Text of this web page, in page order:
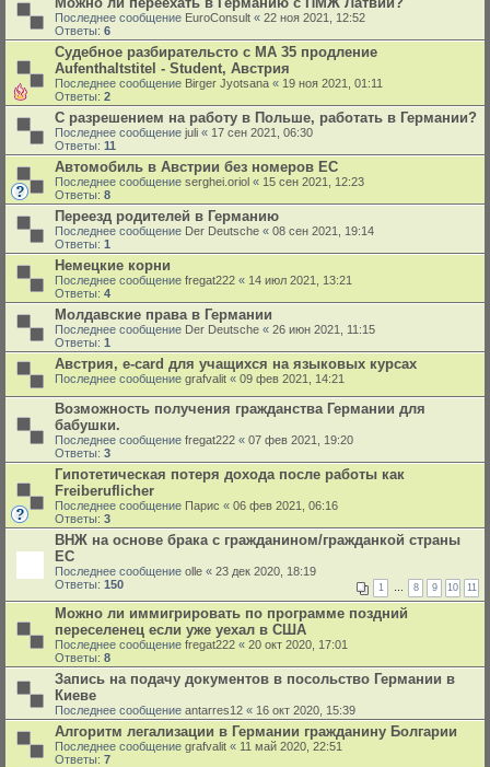
Последнее сообщение EuroConsult « 22 ноя 2021, 12:52
Ответы: 6
Судебное разбирательсто с MA 35 продление
Aufenthaltstitel - Student, Австрия
Последнее сообщение Birger Jyotsana « 19 ноя 2021, 01:11
Ответы: 2
С разрешением на работу в Польше, работать в Германии?
Последнее сообщение juli « 17 сен 2021, 06:30
Ответы: 11
Автомобиль в Австрии без номеров ЕС
Последнее сообщение serghei.oriol « 15 сен 2021, 12:23
Ответы: 8
Переезд родителей в Германию
Последнее сообщение Der Deutsche « 08 сен 2021, 19:14
Ответы: 1
Немецкие корни
Последнее сообщение fregat222 « 14 июл 2021, 13:21
Ответы: 4
Молдавские права в Германии
Последнее сообщение Der Deutsche « 26 июн 2021, 11:15
Ответы: 1
Австрия, e-card для учащихся на языковых курсах
Последнее сообщение grafvalit « 09 фев 2021, 14:21
Возможность получения гражданства Германии для
бабушки.
Последнее сообщение fregat222 « 07 фев 2021, 19:20
Ответы: 3
Гипотетическая потеря дохода после работы как
Freiberuflicher
Последнее сообщение Парис « 06 фев 2021, 06:16
Ответы: 3
ВНЖ на основе брака с гражданином/гражданкой страны
ЕС
Последнее сообщение olle « 23 дек 2020, 18:19
Ответы: 150 1 … 8 9 10 11
Можно ли иммигрировать по программе поздний
переселенец если уже уехал в США
Последнее сообщение fregat222 « 20 окт 2020, 17:01
Ответы: 8
Запись на подачу документов в посольство Германии в
Киеве
Последнее сообщение antarres12 « 16 окт 2020, 15:39
Алгоритм легализации в Германии гражданину Болгарии
Последнее сообщение grafvalit « 11 май 2020, 22:51
Ответы: 7